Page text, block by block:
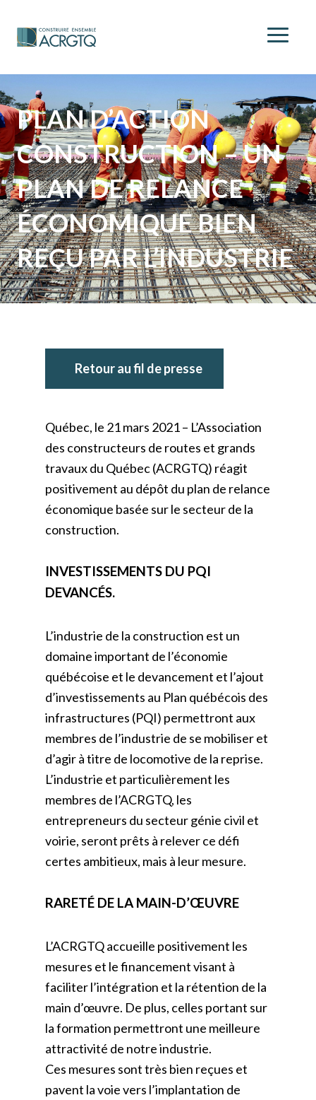
PLAN D’ACTION
CONSTRUCTION – UN
PLAN DE RELANCE
ÉCONOMIQUE BIEN
REÇU PAR L’INDUSTRIE
Retour au fil de presse
Québec, le 21 mars 2021 – L’Association
des constructeurs de routes et grands
travaux du Québec (ACRGTQ) réagit
positivement au dépôt du plan de relance
économique basée sur le secteur de la
construction.
INVESTISSEMENTS DU PQI
DEVANCÉS.
L’industrie de la construction est un
domaine important de l’économie
québécoise et le devancement et l’ajout
d’investissements au Plan québécois des
infrastructures (PQI) permettront aux
membres de l’industrie de se mobiliser et
d’agir à titre de locomotive de la reprise.
L’industrie et particulièrement les
membres de l’ACRGTQ, les
entrepreneurs du secteur génie civil et
voirie, seront prêts à relever ce défi
certes ambitieux, mais à leur mesure.
RARETÉ DE LA MAIN-D’ŒUVRE
L’ACRGTQ accueille positivement les
mesures et le financement visant à
faciliter l’intégration et la rétention de la
main d’œuvre. De plus, celles portant sur
la formation permettront une meilleure
attractivité de notre industrie.
Ces mesures sont très bien reçues et
pavent la voie vers l’implantation de